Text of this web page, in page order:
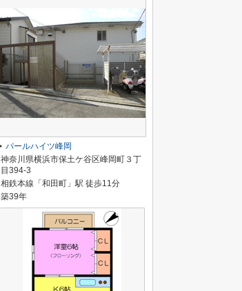
パールハイツ峰岡
神奈川県横浜市保土ケ谷区峰岡町３丁
目394‐3
相鉄本線「和田町」駅 徒歩11分
築39年